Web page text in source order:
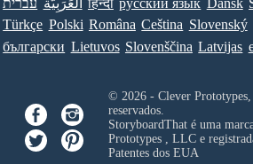
עברית العَرَبِيَّة हिन्दी ру́сский язы́к Dansk
Türkçe Polski Româna Ceština Slovenský
български Lietuvos Slovenščina Latvijas
© 2026 - Clever
reservados.
StoryboardThat é uma
Prototypes , LLCe
Patentes dos EUA